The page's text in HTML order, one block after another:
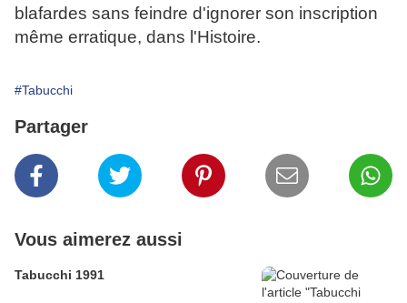
blafardes sans feindre d'ignorer son inscription
même erratique, dans l'Histoire.
#Tabucchi
Partager
Vous aimerez aussi
Tabucchi 1991